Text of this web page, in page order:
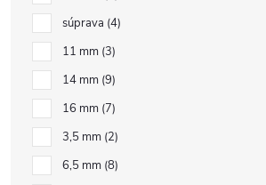
súprava 4
11 mm 3
14 mm 9
16 mm 7
3,5 mm 2
6,5 mm 8